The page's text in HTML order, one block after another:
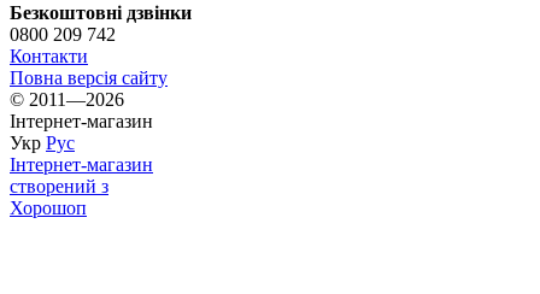
Безкоштовні дзвінки
0800 209 742
Контакти
Повна версія сайту
© 2011—2026
Інтернет-магазин
Укр Рус
Інтернет-магазин
створений з
Хорошоп